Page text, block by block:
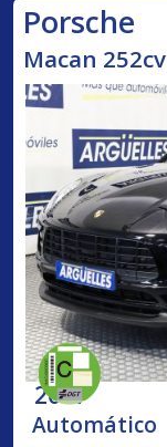
Porsche
Macan 252cv
2017
Automático